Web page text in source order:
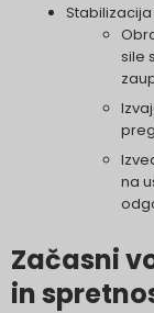
sile
na
Začasni
in